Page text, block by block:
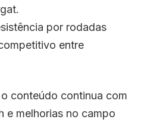
por rodadas
entre
conteúdo continua com
e melhorias no campo